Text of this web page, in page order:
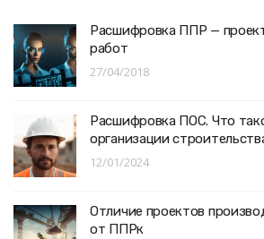
Расшифровка ППР —
работ
27/04/2018
Расшифровка ПОС. Что
организации
12/01/2024
Отличие проектов
от ППРк